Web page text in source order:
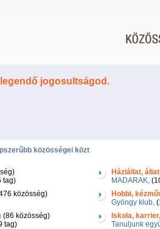
jogosultságod.
közösségei közt
tag)
közösség)
(86 közösség)
tag)
Háziállat,
MADARAK,
Hobbi,
Gyöngy klub,
Iskola,
Tanuljunk